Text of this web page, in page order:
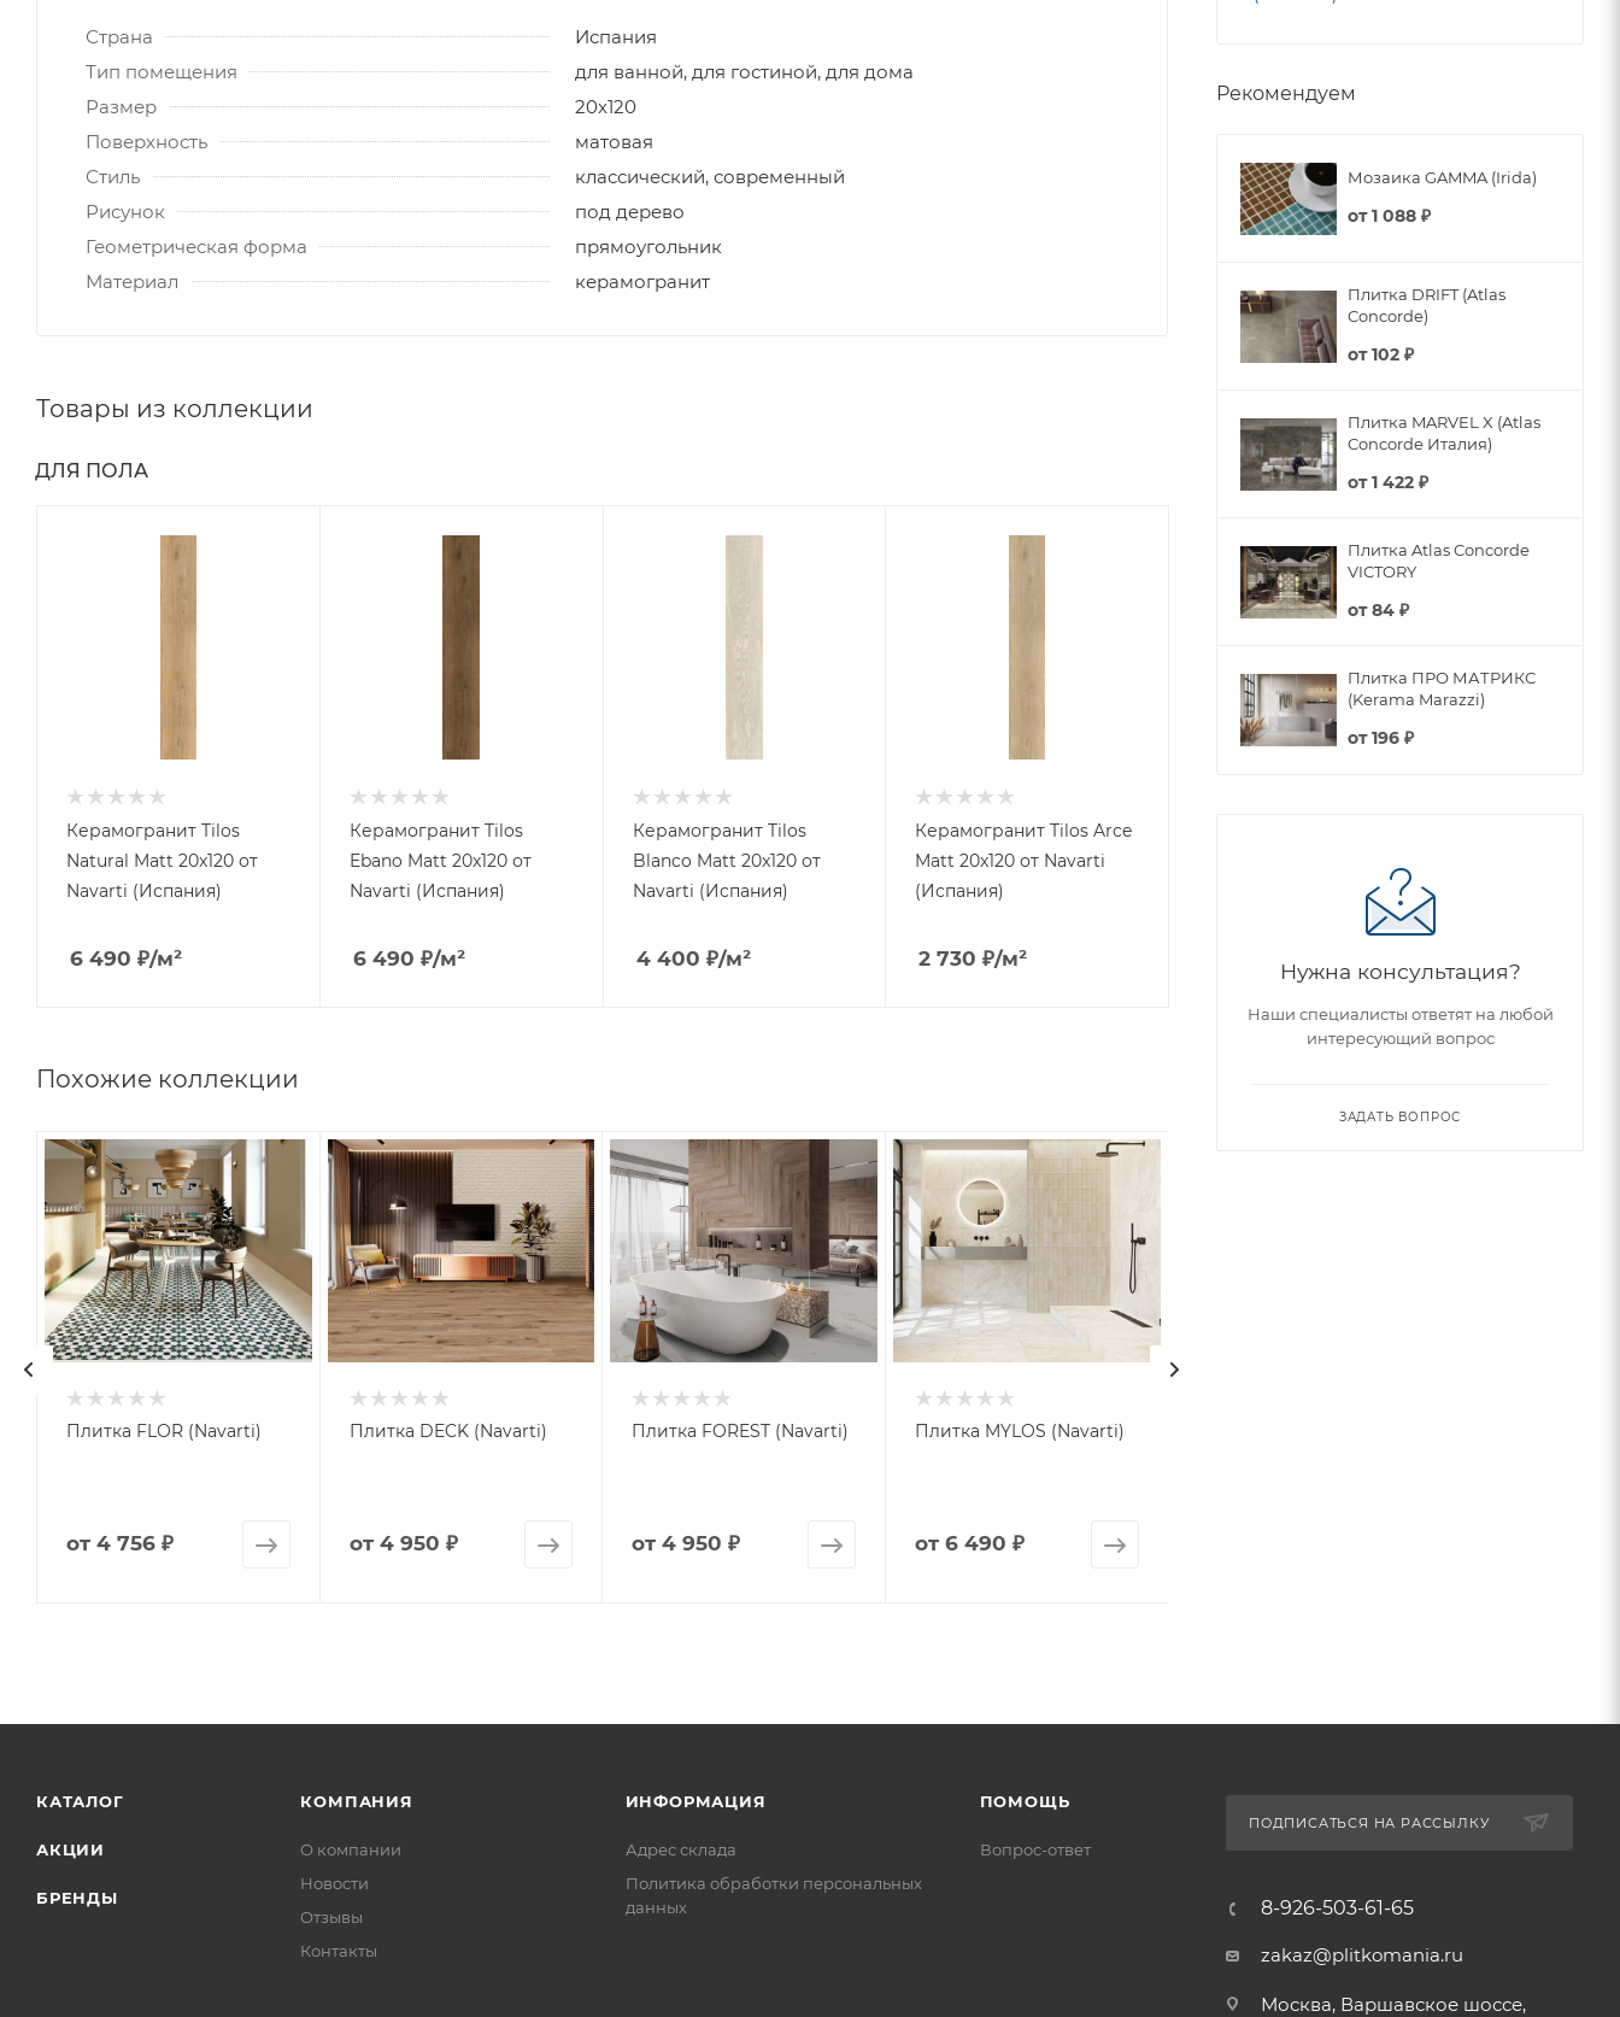
Страна
Испания
Тип помещения
для ванной, для гостиной, для дома
Размер
20x120
Поверхность
матовая
Стиль
классический, современный
Рисунок
под дерево
Геометрическая форма
прямоугольник
Материал
керамогранит
Товары из коллекции
ДЛЯ ПОЛА
Керамогранит Tilos
Natural Matt 20x120 от
Navarti (Испания)
6 490 ₽/м²
Керамогранит Tilos
Ebano Matt 20x120 от
Navarti (Испания)
6 490 ₽/м²
Керамогранит Tilos
Blanco Matt 20x120 от
Navarti (Испания)
4 400 ₽/м²
Керамогранит Tilos Arce
Matt 20x120 от Navarti
(Испания)
2 730 ₽/м²
Похожие коллекции
Плитка FLOR (Navarti)
от 4 756 ₽
Плитка DECK (Navarti)
от 4 950 ₽
Плитка FOREST (Navarti)
от4 950 ₽
Плитка MYLOS (Navarti)
от 6 490 ₽
Рекомендуем
Мозаика GAMMA (Irida)
от1 088 ₽
Плитка DRIFT (Atlas
Concorde)
от102 ₽
Плитка MARVEL X (Atlas
Concorde Италия)
от1 422 ₽
Плитка Atlas Concorde
VICTORY
от84 ₽
Плитка ПРО МАТРИКС
(Kerama Marazzi)
от196 ₽
Нужна консультация?
Наши специалисты ответят на любой
интересующий вопрос
ЗАДАТЬ ВОПРОС
КАТАЛОГ
АКЦИИ
БРЕНДЫ
КОМПАНИЯ
О компании
Новости
Отзывы
Контакты
ИНФОРМАЦИЯ
Адрес склада
Политика обработки персональных
данных
ПОМОЩЬ
Вопрос-ответ
ПОДПИСАТЬСЯ НА РАССЫЛКУ
8-926-503-61-65
zakaz@plitkomania.ru
Москва, Варшавское шоссе,